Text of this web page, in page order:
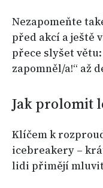
Nezapomeňte
před akcí a ještě
přece slyšet větu:
zapomněl/a!“ až
Jak prolomit
Klíčem k
icebreakery –
lidi přimějí